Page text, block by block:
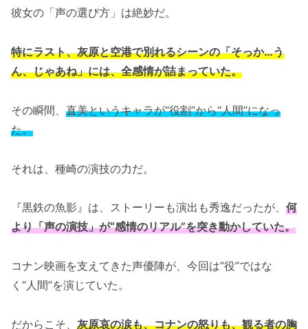
彼女の「声の選び方」は絶妙だ。
特にラスト、灰原と空港で別れるシーンの「そっか…う
ん、じゃあね」には、全感情が詰まっていた。
その瞬間、 直美というキャラが“役割”から“人間”になっ
た。
それは、種崎の演技の力だ。
『黒鉄の魚影』は、ストーリーも演出も秀逸だったが、 何
より「声の演技」が“感情のリアル”を突き動かしていた。
コナン映画を支えてきた声優陣が、今回は“役”ではな
く“人間”を演じていた。
だからこそ、 灰原哀の涙も、コナンの怒りも、観る者の胸